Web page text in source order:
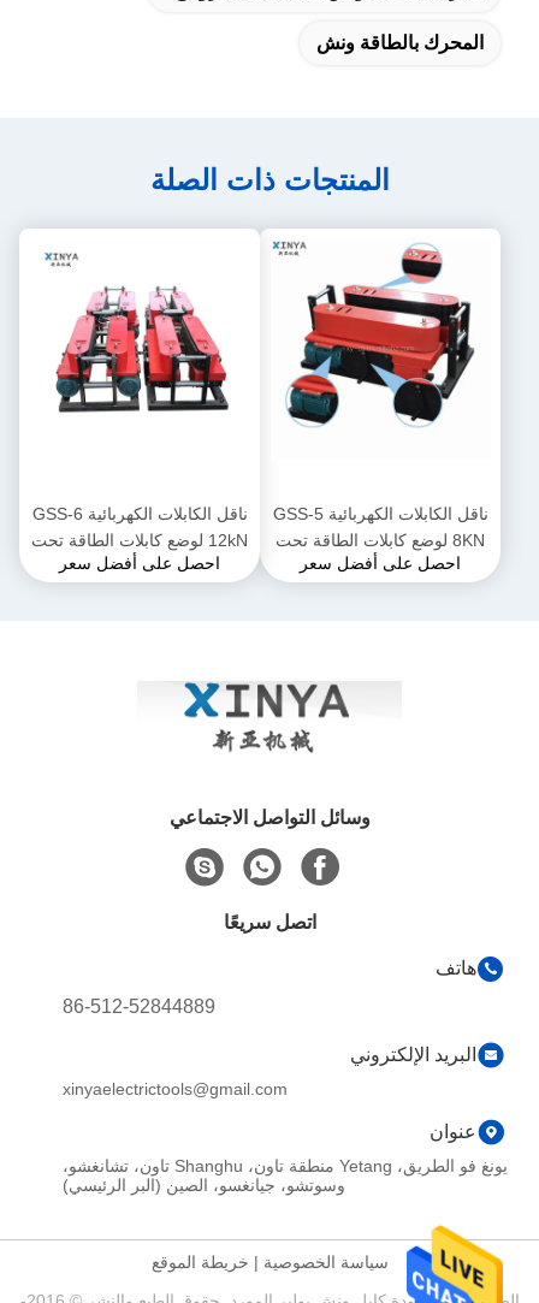
المحرك بالطاقة ونش
المنتجات ذات الصلة
ناقل الكابلات الكهربائية GSS-5
8KN لوضع كابلات الطاقة تحت
الأرض
احصل على أفضل سعر
ناقل الكابلات الكهربائية GSS-6
12kN لوضع كابلات الطاقة تحت
الأرض
احصل على أفضل سعر
وسائل التواصل الاجتماعي
اتصل سريعًا
هاتف
86-512-52844889
البريد الإلكتروني
xinyaelectrictools@gmail.com
عنوان
يونغ فو الطريق، Yetang منطقة تاون، Shanghu تاون، تشانغشو،
وسوتشو، جيانغسو، الصين (البر الرئيسي)
سياسة الخصوصية|خريطة الموقع